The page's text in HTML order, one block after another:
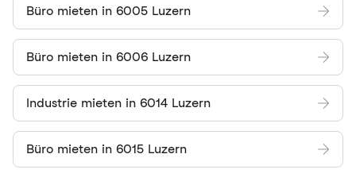
Büro mieten in 6005 Luzern
Büro mieten in 6006 Luzern
Industrie mieten in 6014 Luzern
Büro mieten in 6015 Luzern